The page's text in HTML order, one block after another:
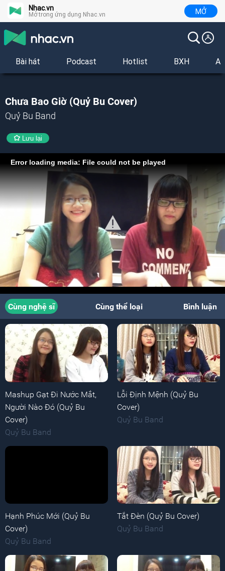
Nhac.vn
Mở trong ứng dụng Nhac.vn MỞ
Bài hát Podcast Hotlist BXH
Chưa Bao Giờ (Quỷ Bu Cover)
Quỷ Bu Band
Lưu lại
Error loading media: File could not be played
Cùng nghệ sĩ Cùng thể loại Bình luận
Mashup Gạt Đi Nước Mắt,
Người Nào Đó (Quỷ Bu
Cover)
Quỷ Bu Band
Lỗi Định Mệnh (Quỷ Bu
Cover)
Quỷ Bu Band
Hạnh Phúc Mới (Quỷ Bu
Cover)
Quỷ Bu Band
Tắt Đèn (Quỷ Bu Cover)
Quỷ Bu Band